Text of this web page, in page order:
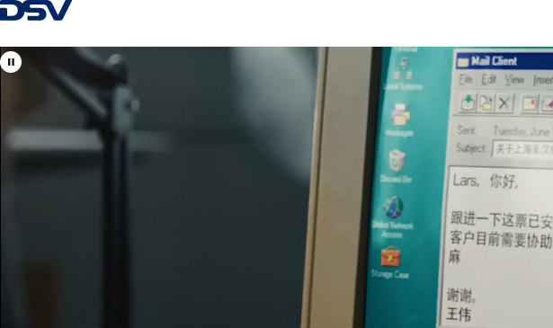
Návrat na hlavnú stránku
Vaši špecialisti na logistické riešenia, ako aj na cestnú, námornú a leteckú prepravu.